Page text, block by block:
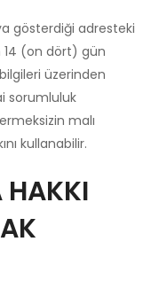
gösterdiği adresteki
(on dört) gün
üzerinden
sorumluluk
malı
kullanabilir.